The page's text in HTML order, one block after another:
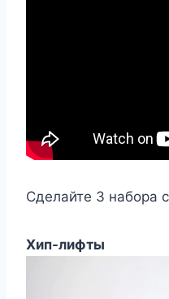
Сделайте 3 набора
Хип-лифты